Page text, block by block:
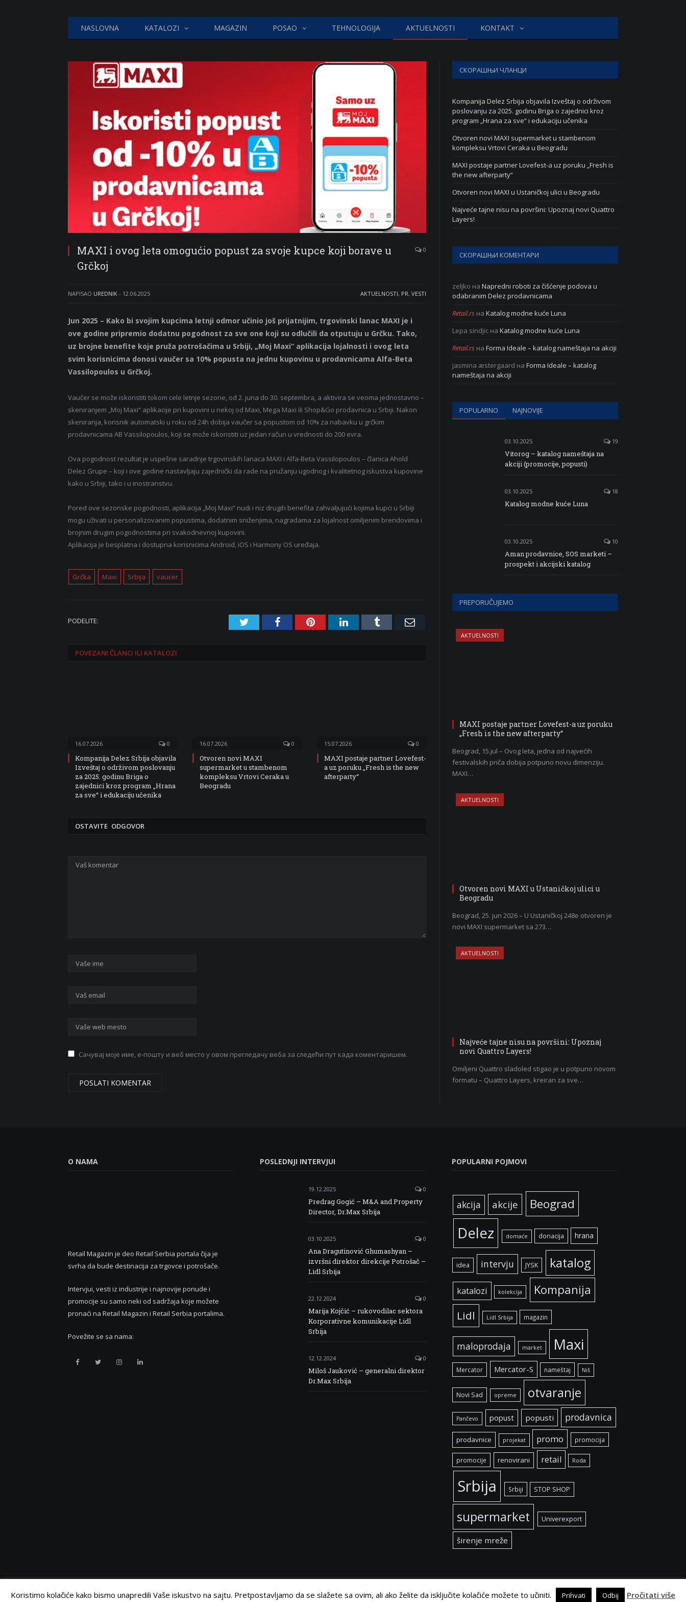
NASLOVNA KATALOZI MAGAZIN POSAO TEHNOLOGIJA AKTUELNOSTI KONTAKT
MAXI i ovog leta omogućio popust za svoje kupce koji borave u
Grčkoj
0
NAPISAO UREDNIK - 12.06.2025 AKTUELNOSTI, PR, VESTI
Jun 2025 – Kako bi svojim kupcima letnji odmor učinio još prijatnijim, trgovinski lanac MAXI je i
ove godine pripremio dodatnu pogodnost za sve one koji su odlučili da otputuju u Grčku. Tako,
uz brojne benefite koje pruža potrošačima u Srbiji, „Moj Maxi“ aplikacija lojalnosti i ovog leta
svim korisnicima donosi vaučer sa 10% popusta na jednu kupovinu u prodavnicama Alfa-Beta
Vassilopoulos u Grčkoj.
Vaučer se može iskoristiti tokom cele letnje sezone, od 2. juna do 30. septembra, a aktivira se veoma jednostavno –
skeniranjem „Moj Maxi“ aplikacije pri kupovini u nekoj od Maxi, Mega Maxi ili Shop&Go prodavnica u Srbiji. Nakon
skeniranja, korisnik automatski u roku od 24h dobija vaučer sa popustom od 10% za nabavku u grčkim
prodavnicama AB Vassilopoulos, koji se može iskoristiti uz jedan račun u vrednosti do 200 evra.
Ova pogodnost rezultat je uspešne saradnje trgovinskih lanaca MAXI i Alfa-Beta Vassilopoulos – članica Ahold
Delez Grupe – koji i ove godine nastavljaju zajednički da rade na pružanju ugodnog i kvalitetnog iskustva kupovine
kako u Srbiji, tako i u inostranstvu.
Pored ove sezonske pogodnosti, aplikacija „Moj Maxi“ nudi i niz drugih benefita zahvaljujući kojima kupci u Srbiji
mogu uživati u personalizovanim popustima, dodatnim sniženjima, nagradama za lojalnost omiljenim brendovima i
brojnim drugim pogodnostima pri svakodnevnoj kupovini.
Aplikacija je besplatna i dostupna korisnicima Android, iOS i Harmony OS uređaja.
Grčka Maxi Srbija vaucer
PODELITE: TwitterFacebookPinterestLinkedInTumblr Email
POVEZANI ČLANCI ILI KATALOZI
16.07.2026 0
Kompanija Delez Srbija objavila
Izveštaj o održivom poslovanju
za 2025. godinu Briga o
zajednici kroz program „Hrana
za sve“ i edukaciju učenika
16.07.2026 0
Otvoren novi MAXI
supermarket u stambenom
kompleksu Vrtovi Ceraka u
Beogradu
15.07.2026 0
MAXI postaje partner Lovefest-
a uz poruku „Fresh is the new
afterparty“
OSTAVITE ODGOVOR
Сачувај моје име, е-пошту и веб место у овом прегледачу веба за следећи пут када коментаришем.
СКОРАШЊИ ЧЛАНЦИ
Kompanija Delez Srbija objavila Izveštaj o održivom
poslovanju za 2025. godinu Briga o zajednici kroz
program „Hrana za sve“ i edukaciju učenika
Otvoren novi MAXI supermarket u stambenom
kompleksu Vrtovi Ceraka u Beogradu
MAXI postaje partner Lovefest-a uz poruku „Fresh is
the new afterparty“
Otvoren novi MAXI u Ustaničkoj ulici u Beogradu
Najveće tajne nisu na površini: Upoznaj novi Quattro
Layers!
СКОРАШЊИ КОМЕНТАРИ
zeljko на Napredni roboti za čišćenje podova u
odabranim Delez prodavnicama
Retail.rs на Katalog modne kuće Luna
Lepa sindjic на Katalog modne kuće Luna
Retail.rs на Forma Ideale – katalog nameštaja na akciji
jasmina æstergaard на Forma Ideale – katalog
nameštaja na akciji
POPULARNO NAJNOVIJE
03.10.2025 19
Vitorog – katalog nameštaja na
akciji (promocije, popusti)
03.10.2025 18
Katalog modne kuće Luna
03.10.2025 10
Aman prodavnice, SOS marketi –
prospekt i akcijski katalog
PREPORUČUJEMO
AKTUELNOSTI
MAXI postaje partner Lovefest-a uz poruku
„Fresh is the new afterparty“
Beograd, 15.jul – Ovog leta, jedna od najvećih
festivalskih priča dobija potpuno novu dimenziju.
MAXI…
AKTUELNOSTI
Otvoren novi MAXI u Ustaničkoj ulici u
Beogradu
Beograd, 25. jun 2026 – U Ustaničkoj 248e otvoren je
novi MAXI supermarket sa 273…
AKTUELNOSTI
Najveće tajne nisu na površini: Upoznaj
novi Quattro Layers!
Omiljeni Quattro sladoled stigao je u potpuno novom
formatu – Quattro Layers, kreiran za sve…
O NAMA
Retail Magazin je deo Retail Serbia portala čija je
svrha da bude destinacija za trgovce i potrošače.
Intervjui, vesti iz industrije i najnovije ponude i
promocije su samo neki od sadržaja koje možete
pronaći na Retail Magazin i Retail Serbia portalima.
Povežite se sa nama:
Retail Retail Retail Retail
POSLEDNJI INTERVJUI
19.12.2025 0
Predrag Gogić – M&A and Property
Director, Dr.Max Srbija
03.10.2025 0
Ana Dragutinović Ghumashyan –
izvršni direktor direkcije Potrošač –
Lidl Srbija
22.12.2024 0
Marija Kojčić – rukovodilac sektora
Korporativne komunikacije Lidl
Srbija
12.12.2024 0
Miloš Jauković – generalni direktor
Dr.Max Srbija
POPULARNI POJMOVI
akcija akcije Beograd
Delez domaće donacija hrana
idea intervju JYSK katalog
katalozi kolekcija Kompanija
Lidl Lidl Srbija magazin
maloprodaja market Maxi
Mercator Mercator-S nameštaj Niš
Novi Sad opreme otvaranje
Pančevo popust popusti prodavnica
prodavnice projekat promo promocija
promocije renovirani retail Roda
Srbija Srbiji STOP SHOP
supermarket Univerexport
širenje mreže
Koristimo kolačiće kako bismo unapredili Vaše iskustvo na sajtu. Pretpostavljamo da se slažete sa ovim, ali ako želite da isključite kolačiće možete to učiniti. Prihvati Odbij Pročitati više